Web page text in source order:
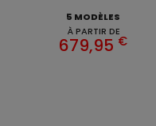
5 MODÈLES
À PARTIR DE
679,95 €